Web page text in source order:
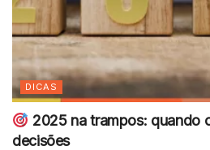
DICAS
2025 na trampos: quando
decisões